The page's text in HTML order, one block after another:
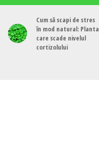
Cum să scapi de stres
în mod natural: Planta
care scade nivelul
cortizolului